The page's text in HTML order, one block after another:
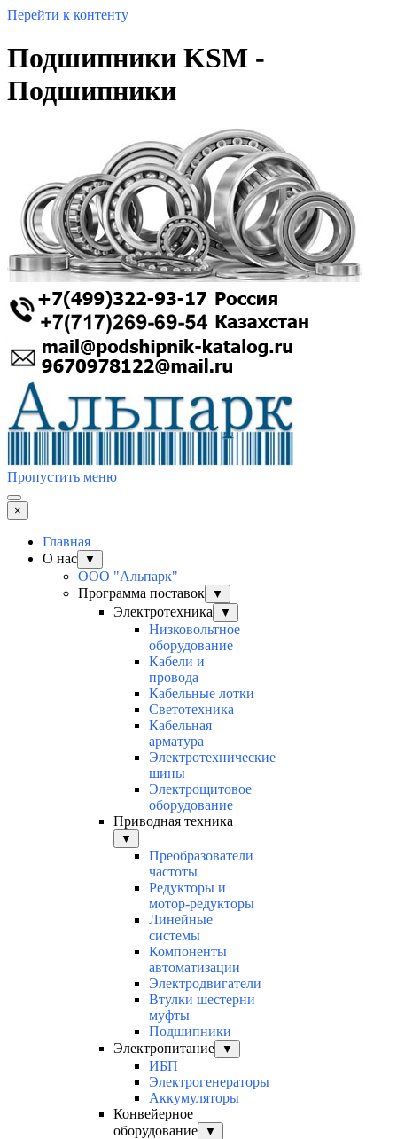
Перейти к контенту
Подшипники KSM -
Подшипники
Пропустить меню
×
Главная
О нас
▼
ООО "Альпарк"
Программа поставок
▼
Электротехника ▼
Низковольтное
оборудование
Кабели и
провода
Кабельные лотки
Светотехника
Кабельная
арматура
Электротехнические
шины
Электрощитовое
оборудование
Приводная техника
▼
Преобразователи
частоты
Редукторы и
мотор-редукторы
Линейные
системы
Компоненты
автоматизации
Электродвигатели
Втулки шестерни
муфты
Подшипники
Электропитание
▼
ИБП
Электрогенераторы
Аккумуляторы
Конвейерное
оборудование
▼